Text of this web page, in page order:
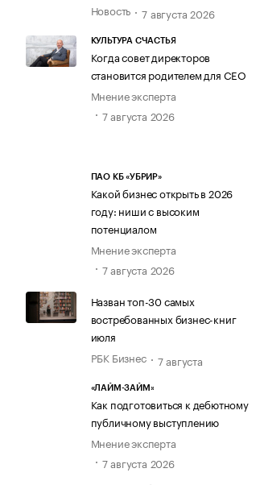
Новость
7 августа 2026
КУЛЬТУРА СЧАСТЬЯ
Когда совет директоров
становится родителем для CEO
Мнение эксперта
7 августа 2026
ПАО КБ «УБРИР»
Какой бизнес открыть в 2026
году: ниши с высоким
потенциалом
Мнение эксперта
7 августа 2026
Назван топ-30 самых
востребованных бизнес-книг
июля
РБК Бизнес
7 августа
«ЛАЙМ-ЗАЙМ»
Как подготовиться к дебютному
публичному выступлению
Мнение эксперта
7 августа 2026